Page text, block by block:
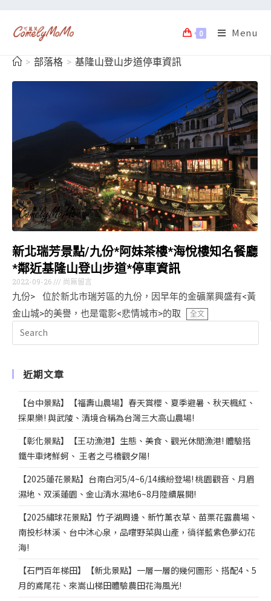
0 Menu
> 部落格 > 基隆山登山步道停車資訊
新北瑞芳景點/九份*阿妹茶樓*海悅樓知名餐廳
*鄰近基隆山登山步道*停車資訊
2022-09-26 尚無留言
九份> 位於新北市瑞芳區的九份，因早年的金礦業興盛有<黃
金山城>的美譽，也是電影<悲情城市>的取
全文
近期文章
【台中景點】【福壽山農場】春天賞櫻、夏季避暑、秋天楓紅、
採果樂! 與武陵、清境合稱為台灣三大高山農場!
【彰化景點】【王功漁港】生態、美食、觀光休閒漁港! 體驗搭
鐵牛車烤鮮蚵、 王者之弓橋觀夕陽!
【2025蓮花景點】台南白河5/4~6/14繽紛登場! 桃園觀音、月眉
濕地、双溪蓮園、金山清水濕地6~8月陸續展開!
【2025繡球花景點】竹子湖周邊、新竹薰衣草、苗栗花露農場、
南投杉林溪、台中沐心泉，品嚐野菜與山產，徜徉藍紫色夢幻花
海!
【石門百年梯田】【新北景點】一層一層的幾何圖形、搭配4、5
月的鳶尾花、來嵩山梯田體驗農田花海風光!